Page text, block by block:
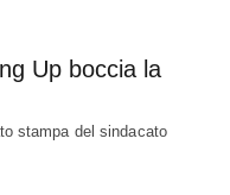
Up boccia la
stampa del sindacato